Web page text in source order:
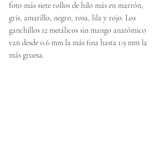
foto más siete rollos de hilo más en marrón,
gris, amarillo, negro, rosa, lila y rojo. Los
ganchillos 12 metálicos sin mango anatómico
van desde 0.6 mm la más fina hasta 1.9 mm la
más gruesa.